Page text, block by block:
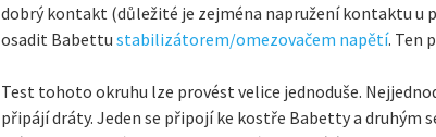
dobrý kontakt (důležité je zejména napružení kontaktu u
osadit Babettustabilizátorem/omezovačem napětí. Ten
Test tohoto okruhu lze provést velice jednoduše.
připájí dráty. Jeden se připojí ke kostře Babetty a